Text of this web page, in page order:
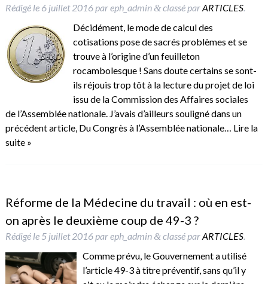
Rédigé le 6 juillet 2016pareph_admin &classé parARTICLES.
Décidément, le mode de calcul des
cotisations pose de sacrés problèmes et se
trouve à l’origine d’un feuilleton
rocambolesque ! Sans doute certains se sont-
ils réjouis trop tôt à la lecture du projet de loi
issu de la Commission des Affaires sociales
de l’Assemblée nationale. J’avais d’ailleurs souligné dans un
précédent article, Du Congrès à l’Assemblée nationale… Lire la
suite »
Réforme de la Médecine du travail : où en est-
on après le deuxième coup de 49-3 ?
Rédigé le 5 juillet 2016pareph_admin &classé parARTICLES.
Comme prévu, le Gouvernement a utilisé
l’article 49-3 à titre préventif, sans qu’il y